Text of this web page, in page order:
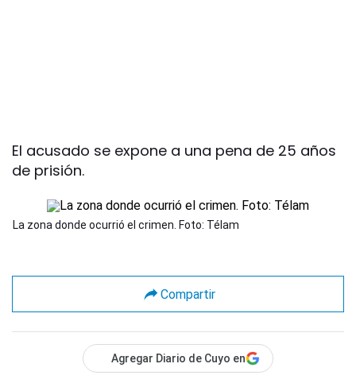
El acusado se expone a una pena de 25 años
de prisión.
La zona donde ocurrió el crimen. Foto: Télam
Compartir
Agregar Diario de Cuyo en